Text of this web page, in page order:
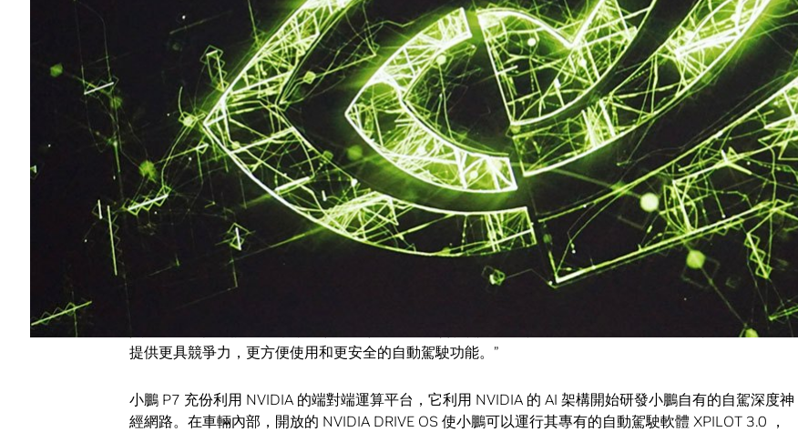
小鵬 P7 是該公司首款搭載 NVIDIA DRIVE ™ AGX Xavier 自動駕駛運算平台的超遠程智慧純電轎車，擁
有超強性能且高能效的 Xavier 系統單晶片(SoC)。它配備了 12 個超音波感測器， 5 個高精度毫米波雷
達， 13 個自動駕駛攝影機，以及 1 個具有高清地圖和高精度定位的車載攝影機。這款智慧純電轎車將
為中國客戶帶來幾項自動駕駛”功能第一”，其中包括適用於高速公路，城市道路和代客泊車的 L3 *級別的
全場景自動駕駛功能。
DRIVE Xavier 提供每秒 30 兆 次操作運算性能，功耗僅 30 瓦，是首款致力於自動化和自動駕駛的生產
級系統單晶片，可滿足當今嚴格的安全標準和法規要求。 Xavier 為安全性而設計，提供了處理來自各種
感測器的數據所必需的冗餘和相容性，為高度自動化的量產級自動駕駛系統提供了有力保障。
小鵬汽車自動駕駛副總裁吳新宙博士說:“我們與 NVIDIA 的成功合作對小鵬 P7 的研發和生產至關重要。
Xavier 的性能和能效，加快了我們開發這款安全、智慧且功能豐富的第二代轎車，讓小鵬 P7 成為目前
競爭激烈的電動汽車市場中最受關注的智慧轎車。
吳新宙博士接著說：“我們很高興能夠與 NVIDIA 合作開發下一代電動汽車生產模型，為更廣泛的客戶群
提供更具競爭力，更方便使用和更安全的自動駕駛功能。”
小鵬 P7 充份利用 NVIDIA 的端對端運算平台，它利用 NVIDIA 的 AI 架構開始研發小鵬自有的自駕深度神
經網路。在車輛內部，開放的 NVIDIA DRIVE OS 使小鵬可以運行其專有的自動駕駛軟體 XPILOT 3.0 ，